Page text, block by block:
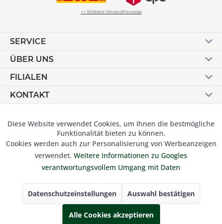
>> Weitere Versandhinweise
SERVICE
ÜBER UNS
FILIALEN
KONTAKT
© 2019 Besser Gehen Schockmann GmbH. Alle Preise inkl.
der gesetzl. MwSt und zzgl.Versandkosten.
Funktionale Aktiv
Marketing Inaktiv
Tracking Inaktiv
Personalisierung Inaktiv
Diese Website verwendet Cookies, um Ihnen die bestmögliche
Funktionalität bieten zu können.
Cookies werden auch zur Personalisierung von Werbeanzeigen
verwendet. Weitere Informationen zu Googles
verantwortungsvollem Umgang mit Daten
Datenschutzeinstellungen Auswahl bestätigen
Alle Cookies akzeptieren